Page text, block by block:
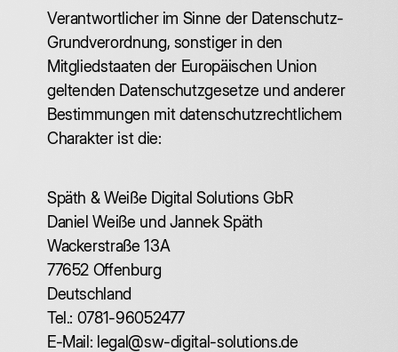
Verantwortlicher im Sinne der Datenschutz-
Grundverordnung, sonstiger in den
Mitgliedstaaten der Europäischen Union
geltenden Datenschutzgesetze und anderer
Bestimmungen mit datenschutzrechtlichem
Charakter ist die:
Späth & Weiße Digital Solutions GbR
Daniel Weiße und Jannek Späth
Wackerstraße 13A
77652 Offenburg
Deutschland
Tel.: 0781-96052477
E-Mail: legal@sw-digital-solutions.de